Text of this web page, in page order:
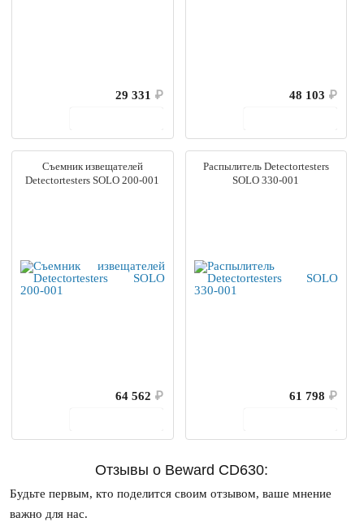
29 331 ₽
48 103 ₽
Съемник извещателей
Detectortesters SOLO 200-001
64 562 ₽
Распылитель Detectortesters
SOLO 330-001
61 798 ₽
Отзывы о Beward CD630:
Будьте первым, кто поделится своим отзывом, ваше мнение
важно для нас.